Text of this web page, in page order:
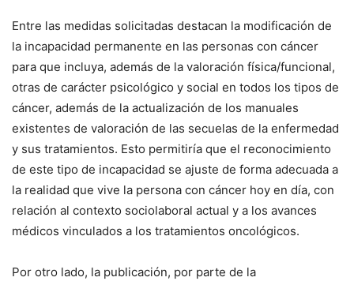
Entre las medidas solicitadas destacan la modificación de
la incapacidad permanente en las personas con cáncer
para que incluya, además de la valoración física/funcional,
otras de carácter psicológico y social en todos los tipos de
cáncer, además de la actualización de los manuales
existentes de valoración de las secuelas de la enfermedad
y sus tratamientos. Esto permitiría que el reconocimiento
de este tipo de incapacidad se ajuste de forma adecuada a
la realidad que vive la persona con cáncer hoy en día, con
relación al contexto sociolaboral actual y a los avances
médicos vinculados a los tratamientos oncológicos.
Por otro lado, la publicación, por parte de la